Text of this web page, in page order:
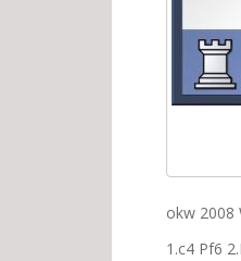
okw 2008
1.c4 Pf6